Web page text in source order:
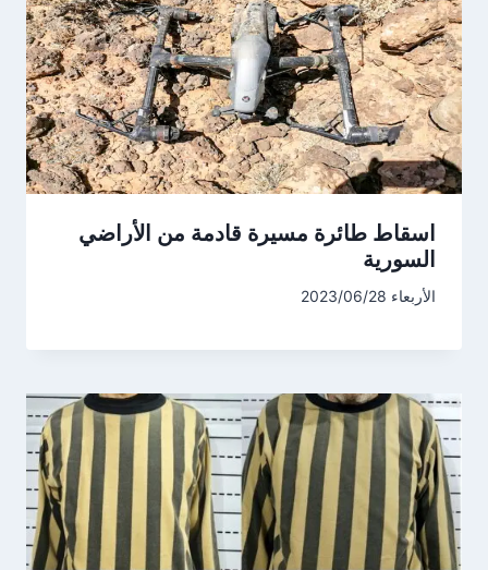
اسقاط طائرة مسيرة قادمة من الأراضي
السورية
الأربعاء 2023/06/28